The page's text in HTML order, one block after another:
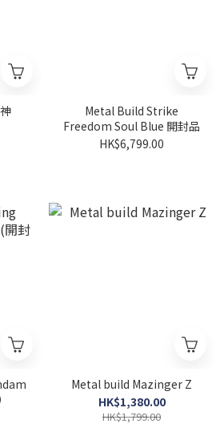
Metal Build Strike
Freedom Soul Blue 開封品
HK$6,799.00
Metal build Mazinger Z
HK$1,380.00
HK$1,799.00